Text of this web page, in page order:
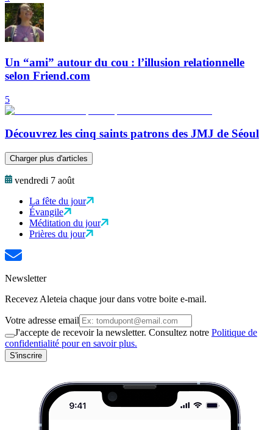
Un “ami” autour du cou : l’illusion relationnelle
selon Friend.com
5
Découvrez les cinq saints patrons des JMJ de Séoul
Charger plus d'articles
vendredi 7 août
La fête du jour
Évangile
Méditation du jour
Prières du jour
Newsletter
Recevez Aleteia chaque jour dans votre boite e-mail.
Votre adresse email
J'accepte de recevoir la newsletter. Consultez notre Politique de
confidentialité pour en savoir plus.
S'inscrire